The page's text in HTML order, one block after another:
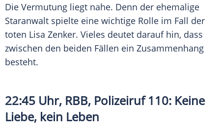
Die Vermutung liegt nahe. Denn der ehemalige
Staranwalt spielte eine wichtige Rolle im Fall der
toten Lisa Zenker. Vieles deutet darauf hin, dass
zwischen den beiden Fällen ein Zusammenhang
besteht.
22:45 Uhr, RBB, Polizeiruf110: Keine
Liebe, kein Leben